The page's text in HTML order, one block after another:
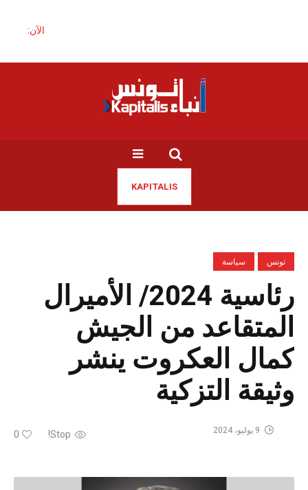
الآن:
KAPITALIS
تونس سياسة
رئاسية 2024/ الأميرال
المتقاعد من الجيش
كمال العكروت ينشر
وثيقة التزكية
Stop!
0 9 يوليو، 2024